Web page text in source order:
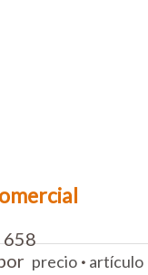
precio · artículo